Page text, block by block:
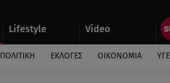
Lifestyle Video
ΠΟΛΙΤΙΚΗ ΕΚΛΟΓΕΣ ΟΙΚΟΝΟΜΙΑ